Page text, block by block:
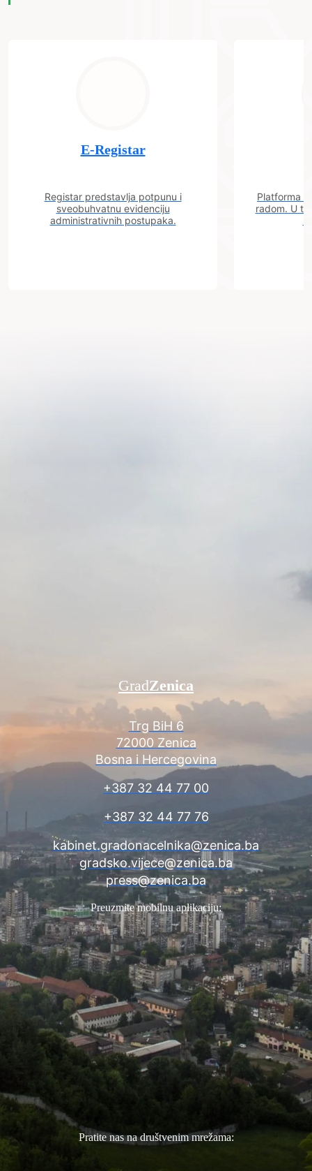
E-Registar
Registar predstavlja potpunu i
sveobuhvatnu evidenciju
administrativnih postupaka.
Platforma
radom. U
Trg BiH 6
72000 Zenica
Bosna i Hercegovina
+387 32 44 77 00
+387 32 44 77 76
kabinet.gradonacelnika@zenica.ba
gradsko.vijece@zenica.ba
press@zenica.ba
GradZenica
Preuzmite mobilnu aplikaciju:
Pratite nas na društvenim mrežama: